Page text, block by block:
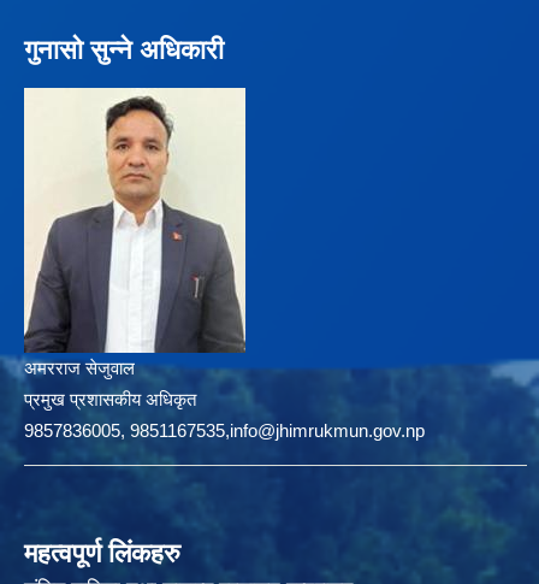
गुनासो सुन्ने अधिकारी
अमरराज सेजुवाल
प्रमुख प्रशासकीय अधिकृत
9857836005, 9851167535,info@jhimrukmun.gov.np
महत्वपूर्ण लिंकहरु